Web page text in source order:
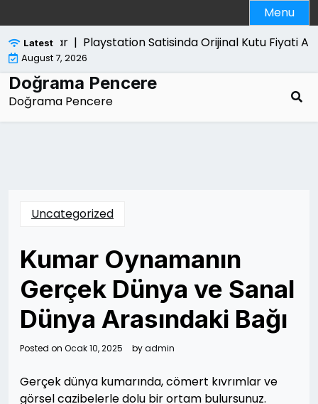
to
content
Menu
Latest
Zararlar |Playstation Satisinda Orijinal Kutu Fiyati
August 7, 2026
Doğrama Pencere
Doğrama Pencere
Uncategorized
Kumar Oynamanın
Gerçek Dünya ve Sanal
Dünya Arasındaki Bağı
Posted on Ocak 10, 2025 byadmin
Gerçek dünya kumarında, cömert kıvrımlar ve
görsel cazibelerle dolu bir ortam bulursunuz.